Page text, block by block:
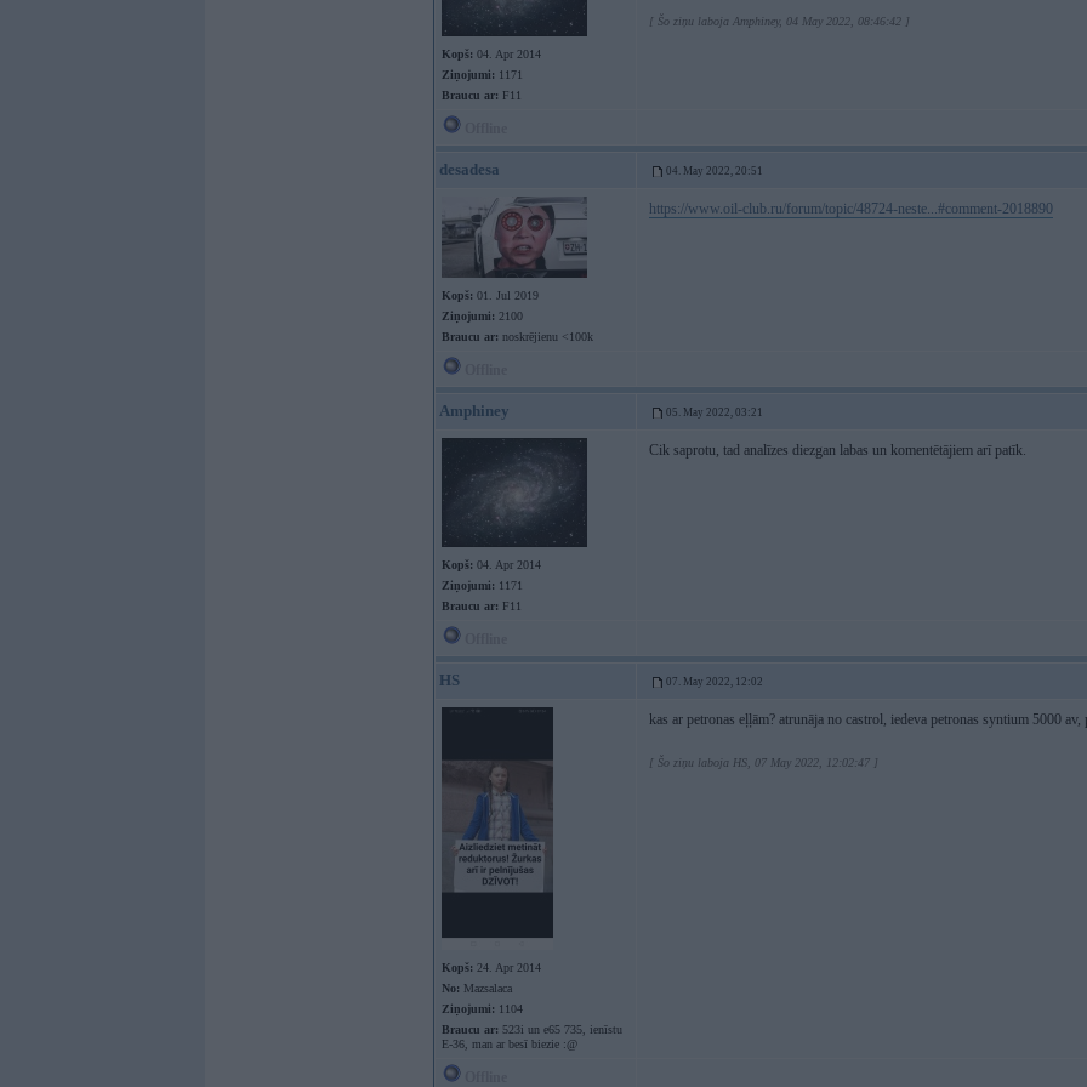
Kopš: 04. Apr 2014
Ziņojumi: 1171
Braucu ar: F11
[ Šo ziņu laboja Amphiney, 04 May 2022, 08:46:42 ]
desadesa 04. May 2022, 20:51
Kopš: 01. Jul 2019
Ziņojumi: 2100
Braucu ar: noskrējienu <100k
https://www.oil-club.ru/forum/topic/48724-neste...#comment-2018890
Amphiney 05. May 2022, 03:21
Kopš: 04. Apr 2014
Ziņojumi: 1171
Braucu ar: F11
Cik saprotu, tad analīzes diezgan labas un komentētājiem arī patīk.
HS 07. May 2022, 12:02
Kopš: 24. Apr 2014
No: Mazsalaca
Ziņojumi: 1104
Braucu ar: 523i un e65 735, ienīstu
E-36, man ar besī biezie :@
kas ar petronas eļļām? atrunāja no castrol, iedeva petronas syntium 5000 av,
[ Šo ziņu laboja HS, 07 May 2022, 12:02:47 ]